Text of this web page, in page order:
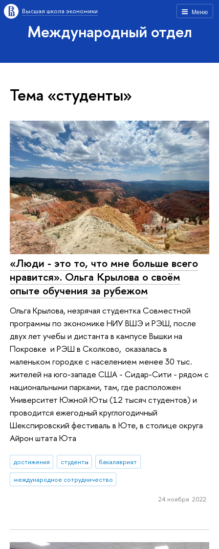
Меню
Высшая школа экономики
Международный отдел
Тема «студенты»
«Люди - это то, что мне больше всего
нравится». Ольга Крылова о своём
опыте обучения за рубежом
Ольга Крылова, незрячая студентка Совместной
программы по экономике НИУ ВШЭ и РЭШ, после
двух лет учебы и дистанта в кампусе Вышки на
Покровке и РЭШ в Сколково, оказалась в
маленьком городке с населением менее 30 тыс.
жителей на юго-западе США - Сидар-Сити - рядом с
национальными парками, там, где расположен
Университет Южной Юты (12 тысяч студентов) и
проводится ежегодный круглогодичный
Шекспировский фестиваль в Юте, в столице округа
Айрон штата Юта
достижения студенты
бакалавриат
международное сотрудничество
24 ноября 2022